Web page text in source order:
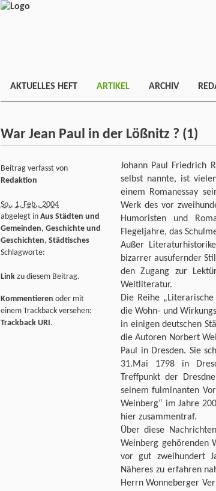
AKTUELLES HEFT ARTIKEL ARCHIV
War Jean Paul in der Lößnitz ? (1)
Johann Paul Friedrich
selbst nannte, ist
einem Romanessay
Werk des vor
Humoristen und
Flegeljahre, das
Außer
bizarrer ausufernder
den Zugang zur
Weltliteratur.
Die Reihe
die Wohn- und
in einigen deutschen
die Autoren Norbert
Paul in Dresden. Sie
31.Mai 1798 in
Treffpunkt der
seinem fulminanten
Weinberg“ im Jahre
hier zusammentraf.
Über diese
Weinberg gehörenden
vor gut zweihundert
Näheres zu erfahren
Herrn Wonneberger
Beitrag verfasst von
Redaktion
So., 1. Feb.. 2004
abgelegt in Aus Städten und
Gemeinden, Geschichte und
Geschichten, Städtisches
Schlagworte:
Link zu diesem Beitrag.
Kommentieren oder mit
einem Trackback versehen:
Trackback URI.